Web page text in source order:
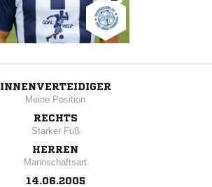
INNENVERTEIDIGER
Meine Position
RECHTS
Starker Fuß
HERREN
Mannschaftsart
14.06.2005